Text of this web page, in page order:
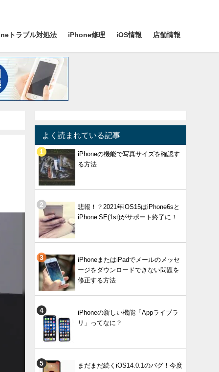
トラブル対処法 iPhone修理 iOS情報 店舗情報
よく読まれている記事
iPhoneの機能で写真サイズを確認す
る方法
悲報！？2021年iOS15はiPhone6sと
iPhone SE(1st)がサポート終了に！
iPhoneまたはiPadでメールのメッセ
ージをダウンロードできない問題を
修正する方法
iPhoneの新しい機能「Appライブラ
リ」ってなに？
まだまだ続くiOS14.0.1のバグ！今度